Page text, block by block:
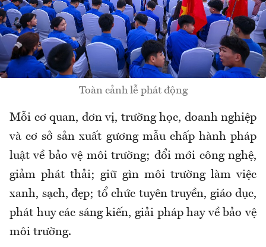
Toàn cảnh lễ phát động
Mỗi cơ quan, đơn vị, trường học, doanh nghiệp
và cơ sở sản xuất gương mẫu chấp hành pháp
luật về bảo vệ môi trường; đổi mới công nghệ,
giảm phát thải; giữ gìn môi trường làm việc
xanh, sạch, đẹp; tổ chức tuyên truyền, giáo dục,
phát huy các sáng kiến, giải pháp hay về bảo vệ
môi trường.